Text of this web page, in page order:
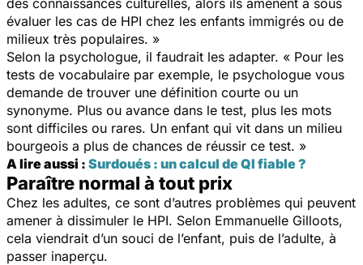
évaluer les cas de HPI chez les enfants immigrés ou de
milieux très populaires. »
Selon la psychologue, il faudrait les adapter. « Pour les
tests de vocabulaire par exemple, le psychologue vous
demande de trouver une définition courte ou un
synonyme. Plus ou avance dans le test, plus les mots
sont difficiles ou rares. Un enfant qui vit dans un milieu
bourgeois a plus de chances de réussir ce test. »
A lire aussi : Surdoués : un calcul de QI fiable ?
Paraître normal à tout prix
Chez les adultes, ce sont d’autres problèmes qui peuvent
amener à dissimuler le HPI. Selon Emmanuelle Gilloots,
cela viendrait d’un souci de l’enfant, puis de l’adulte, à
passer inaperçu.